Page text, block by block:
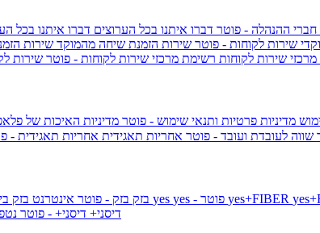
חברי ההנהלה - פוטר דברו איתנו בכל הערוצים דברו איתנו בכל
שירות לקוחות - פוטר שירות הזמנת שיחה מהמוקד שירות
שירות לקוחות רשימת מרכזי שירות לקוחות - פוטר שירות
מדיניות פרטיות ותנאי שימוש - פוטר מדיניות האיכות של
לעובדת ועובד - פוטר אחריות תאגידית אחריות תאגידית -
בזק בזק - פוטר אינטרנט בזק yes yes+FIBER
דיסני+ דיסני+ - פוטר